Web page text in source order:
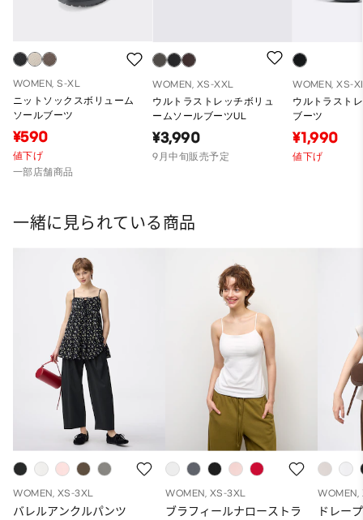
WOMEN, S-XL
ニットソックスボリューム
ソールブーツ
¥590
値下げ
一部店舗商品
WOMEN, XS-XXL
ウルトラストレッチボリュ
ームソールブーツUL
¥3,990
9月中旬販売予定
WOMEN, XS-
ウルトラスト
ブーツ
¥1,990
値下げ
一緒に見られている商品
WOMEN, XS-3XL
バレルアンクルパンツ
WOMEN, XS-3XL
ブラフィールナローストラ
WOMEN,
ドレー